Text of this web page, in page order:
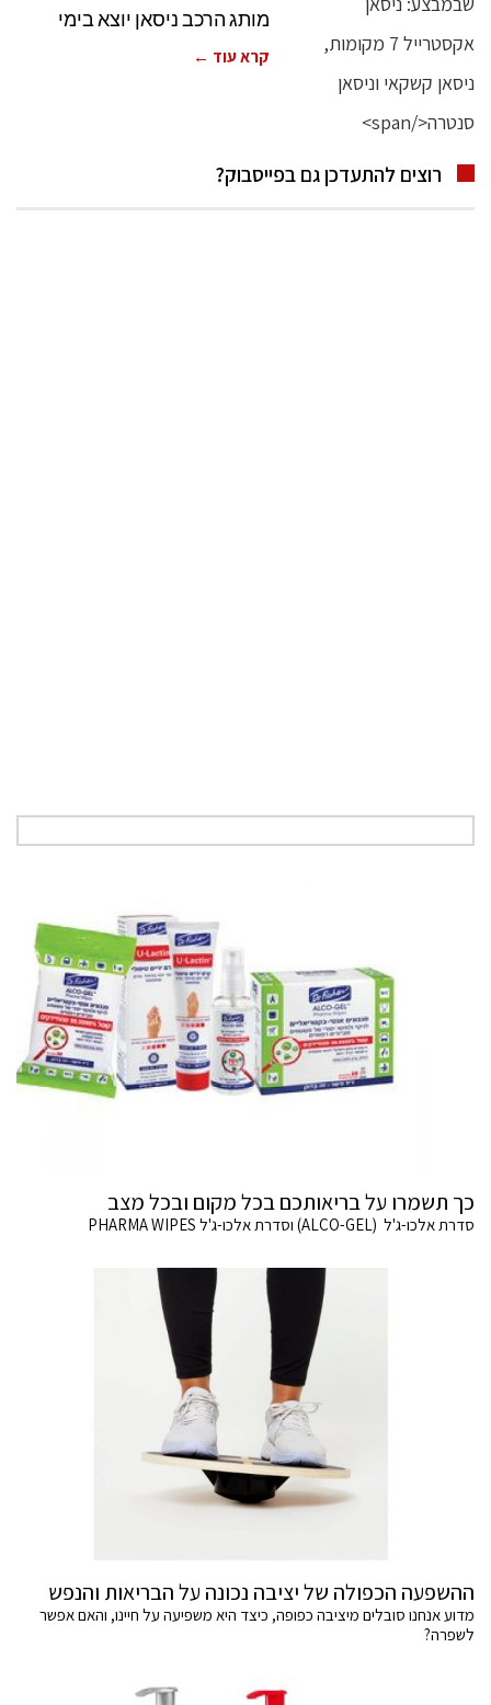
מותג הרכב ניסאן יוצא בימי
קרא עוד ←
רוצים להתעדכן גם בפייסבוק?
כך תשמרו על בריאותכם בכל מקום ובכל מצב
סדרת אלכו-ג'ל (ALCO-GEL) וסדרת אלכו-ג'ל PHARMA WIPES
ההשפעה הכפולה של יציבה נכונה על הבריאות והנפש
מדוע אנחנו סובלים מיציבה כפופה, כיצד היא משפיעה על חיינו, והאם אפשר
לשפרה?